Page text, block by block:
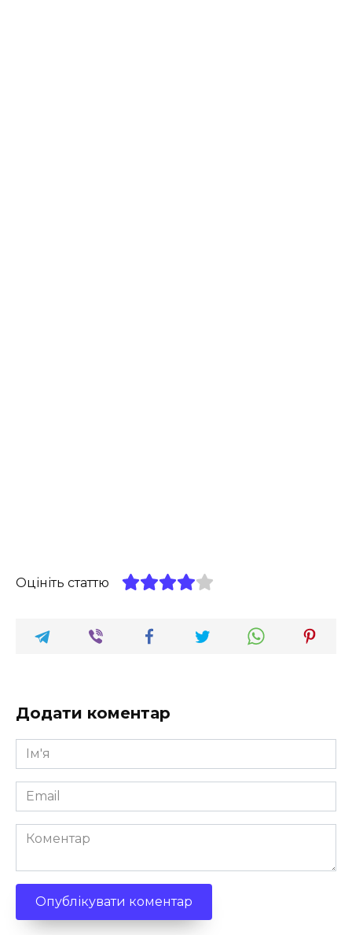
Оцініть статтю
Додати коментар
Ім'я
*
Email
*
Коментар